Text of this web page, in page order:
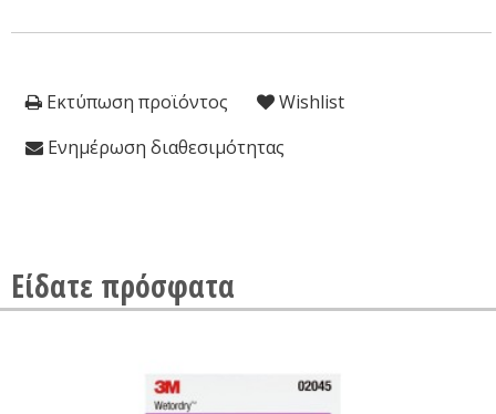
Εκτύπωση προϊόντος
Wishlist
Ενημέρωση διαθεσιμότητας
Είδατε πρόσφατα